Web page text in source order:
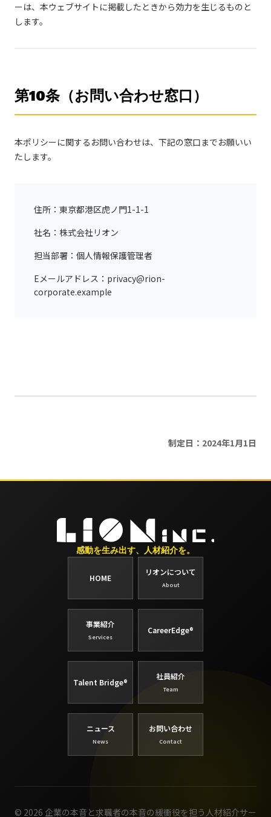
ーは、本ウェブサイトに掲載したときから効力を生じるものと
します。
第10条（お問い合わせ窓口）
本ポリシーに関するお問い合わせは、下記の窓口までお願いい
たします。
住所：東京都港区虎ノ門1-1-1
社名：株式会社リオン
担当部署：個人情報保護管理者
Eメールアドレス：privacy@rion-
corporate.example
制定日：2024年1月1日
感動を生み出す、人材紹介を。
HOME
リオンについて
About
事業紹介
Services
CareerEdge®
Talent Bridge®
社員紹介
Team
ニュース
News
お問い合わせ
Contact
© 2026 企業の本音と求職者の本音の緩衝役を担う人材紹介サー